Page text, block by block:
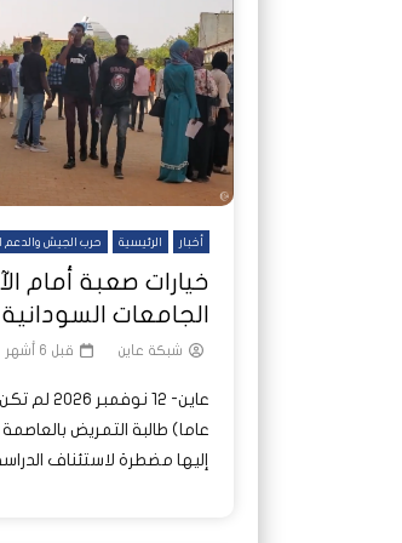
عملتان وتطبيق مصرفي واحد..
تشظى النظام المصرفي في حرب
السودان؟
عملتان وتطبيق مصرفي واحد..
تشظى النظام المصرفي في حرب
السودان؟
أخبار الرئيسية حرب الجيش والدعم
خيارات صعبة أمام
الجامعات السودانية
شبكة عاين قبل 6 أشهر
عاما) طالبة التمريض
إليها مضطرة لاستئناف